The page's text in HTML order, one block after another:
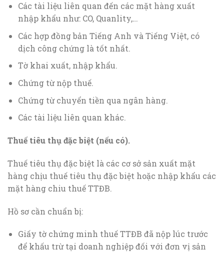
Các tài liệu liên quan đến các mặt hàng xuất
nhập khẩu như: CO, Quanlity,…
Các hợp đồng bản Tiếng Anh và Tiếng Việt, có
dịch công chứng là tốt nhất.
Tờ khai xuất, nhập khẩu.
Chứng từ nộp thuế.
Chứng từ chuyển tiền qua ngân hàng.
Các tài liệu liên quan khác.
Thuế tiêu thụ đặc biệt (nếu có).
Thuế tiêu thụ đặc biệt là các cơ sở sản xuất mặt
hàng chịu thuế tiêu thụ đặc biệt hoặc nhập khẩu các
mặt hàng chiu thuế TTĐB.
Hồ sơ cần chuẩn bị:
Giấy tờ chứng minh thuế TTĐB đã nộp lúc trước
để khấu trừ tại doanh nghiệp đối với đơn vị sản